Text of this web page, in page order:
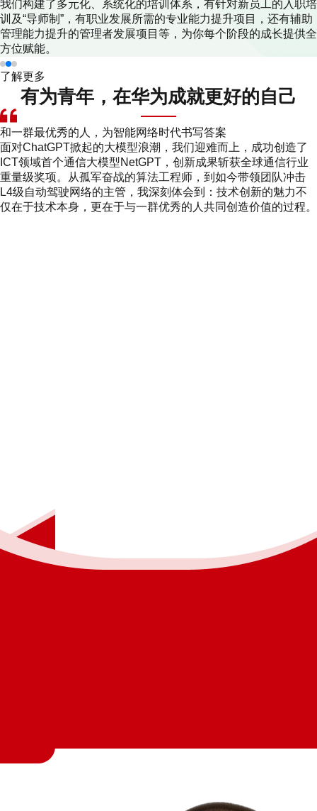
我们构建了多元化、系统化的培训体系，有针对新员工的入职培
训及“导师制”，有职业发展所需的专业能力提升项目，还有辅助
管理能力提升的管理者发展项目等，为你每个阶段的成长提供全
方位赋能。
了解更多
有为青年，在华为成就更好的自己
和一群最优秀的人，为智能网络时代书写答案
面对ChatGPT掀起的大模型浪潮，我们迎难而上，成功创造了
ICT领域首个通信大模型NetGPT，创新成果斩获全球通信行业
重量级奖项。从孤军奋战的算法工程师，到如今带领团队冲击
L4级自动驾驶网络的主管，我深刻体会到：技术创新的魅力不
仅在于技术本身，更在于与一群优秀的人共同创造价值的过程。